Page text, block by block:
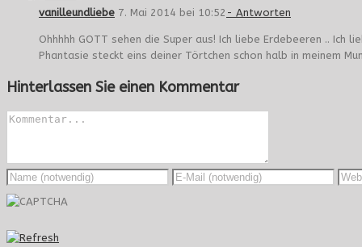
vanilleundliebe 7. Mai 2014 bei 10:52 - Antworten
Ohhhhh GOTT sehen die Super aus! Ich liebe Erdebeeren .. Ich
Phantasie steckt eins deiner Törtchen schon halb in meinem
Hinterlassen Sie einen Kommentar